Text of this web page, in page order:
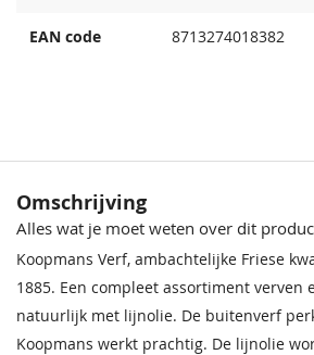
EAN code 8713274018382
Omschrijving
Alles wat je moet weten over dit
Koopmans Verf, ambachtelijke Friese
1885. Een compleet assortiment verven
natuurlijk met lijnolie. De buitenverf
Koopmans werkt prachtig. De lijnolie